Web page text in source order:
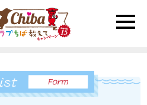
toggle